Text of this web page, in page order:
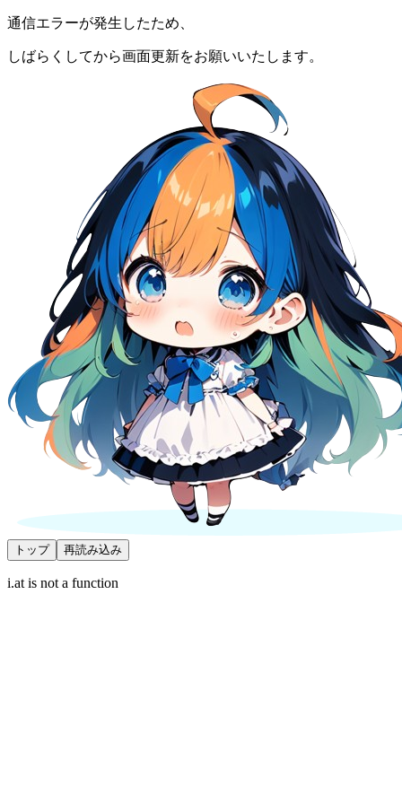
通信エラーが発生したため、
しばらくしてから画面更新をお願いいたします。
トップ 再読み込み
i.at is not a function